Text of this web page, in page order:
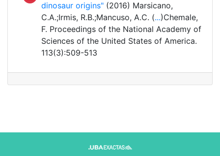
dinosaur origins" (2016) Marsicano,
C.A.;Irmis, R.B.;Mancuso, A.C. (...)Chemale,
F. Proceedings of the National Academy of
Sciences of the United States of America.
113(3):509-513